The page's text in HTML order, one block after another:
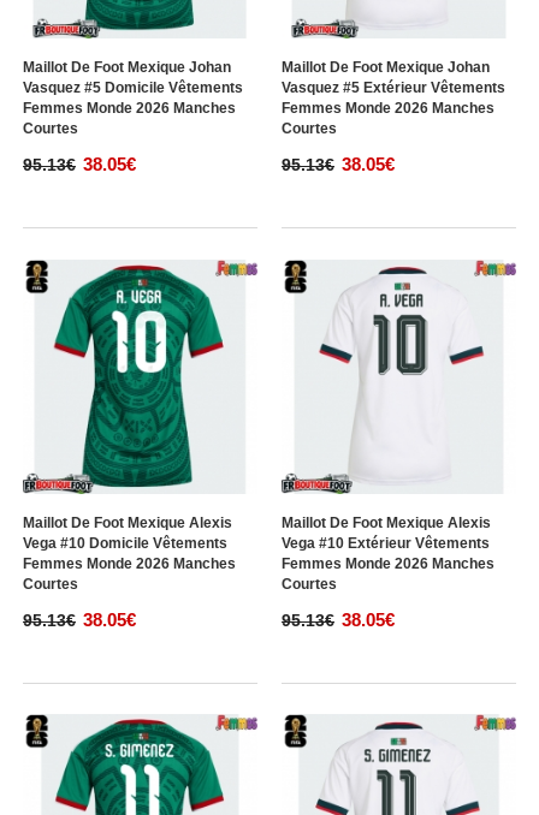
Maillot De Foot Mexique Johan
Vasquez #5 Domicile Vêtements
Femmes Monde 2026 Manches
Courtes
95.13€ 38.05€
Maillot De Foot Mexique Johan
Vasquez #5 Extérieur Vêtements
Femmes Monde 2026 Manches
Courtes
95.13€ 38.05€
Maillot De Foot Mexique Alexis
Vega #10 Domicile Vêtements
Femmes Monde 2026 Manches
Courtes
95.13€ 38.05€
Maillot De Foot Mexique Alexis
Vega #10 Extérieur Vêtements
Femmes Monde 2026 Manches
Courtes
95.13€ 38.05€